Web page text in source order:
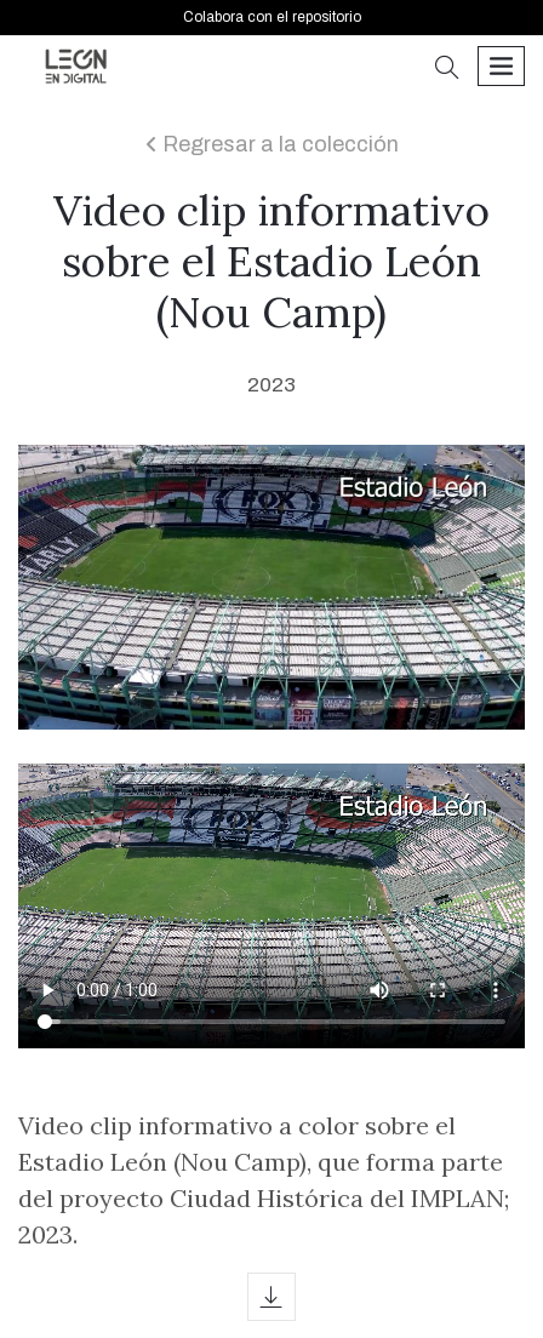
Colabora con el repositorio
buscar
icon
Regresar a la colección
Video clip informativo
sobre el Estadio León
(Nou Camp)
2023
Video clip informativo a color sobre el
Estadio León (Nou Camp), que forma parte
del proyecto Ciudad Histórica del IMPLAN;
2023.